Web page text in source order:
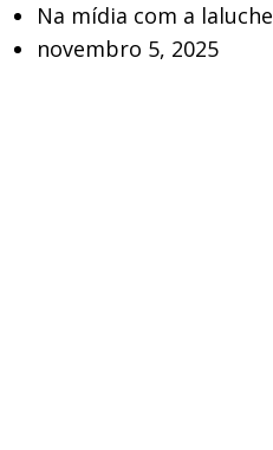
Na mídia com a laluche
novembro 5, 2025